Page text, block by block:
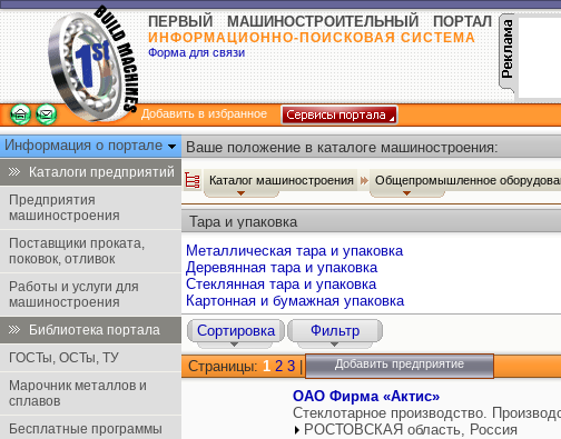
ПЕРВЫЙ МАШИНОСТРОИТЕЛЬНЫЙ ПОРТАЛ
ИНФОРМАЦИОННО-ПОИСКОВАЯ СИСТЕМА
Форма для связи
Добавить в избранное
Информация о портале
Каталоги предприятий
Предприятия
машиностроения
Поставщики проката,
поковок, отливок
Работы и услуги для
машиностроения
Библиотека портала
ГОСТы, ОСТы, ТУ
Марочник металлов и
сплавов
Бесплатные программы
Ваше положение в каталоге машиностроения:
Каталог машиностроения Общепромышленное
Тара и упаковка
Металлическая тара и упаковка
Деревянная тара и упаковка
Стеклянная тара и упаковка
Картонная и бумажная упаковка
Сортировка Фильтр
Страницы: 1 2 3 Добавить предприятие
ОАО Фирма «Актис»
Стеклотарное производство.
РОСТОВСКАЯ область, Россия